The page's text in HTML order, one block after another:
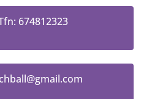
674812323
l@gmail.com